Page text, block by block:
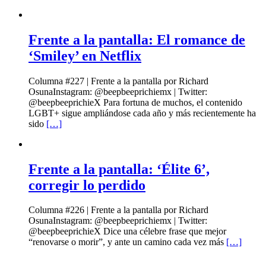
Frente a la pantalla: El romance de
‘Smiley’ en Netflix
Columna #227 | Frente a la pantalla por Richard
OsunaInstagram: @beepbeeprichiemx | Twitter:
@beepbeeprichieX Para fortuna de muchos, el contenido
LGBT+ sigue ampliándose cada año y más recientemente ha
sido […]
Frente a la pantalla: ‘Élite 6’,
corregir lo perdido
Columna #226 | Frente a la pantalla por Richard
OsunaInstagram: @beepbeeprichiemx | Twitter:
@beepbeeprichieX Dice una célebre frase que mejor
“renovarse o morir”, y ante un camino cada vez más […]